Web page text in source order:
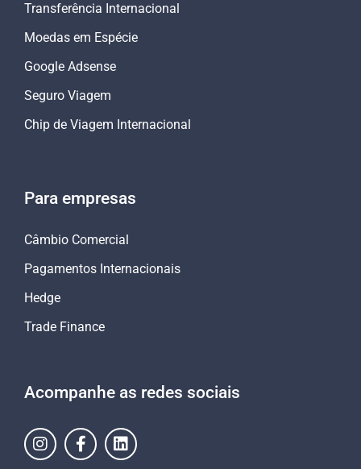
Transferência Internacional
Moedas em Espécie
Google Adsense
Seguro Viagem
Chip de Viagem Internacional
Para empresas
Câmbio Comercial
Pagamentos Internacionais
Hedge
Trade Finance
Acompanhe as redes sociais